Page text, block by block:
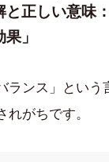
と正しい意味
」
ランス」とい
れがちです。